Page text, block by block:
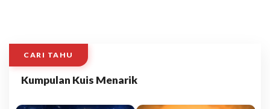
CARI TAHU
Kumpulan Kuis Menarik